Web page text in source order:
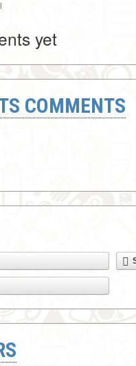
yet
COMMENTS